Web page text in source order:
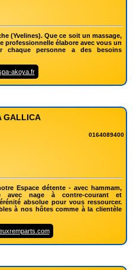
(Yvelines). Que ce soit un massage,
professionnelle élabore avec vous un
chaque personne a des besoins
akoya.fr
GALLICA
0164089400
Espace détente - avec hammam,
avec nage à contre-courant et
absolue pour vous ressourcer.
à nos hôtes comme à la clientèle